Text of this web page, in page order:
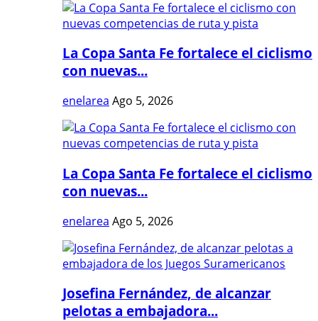
La Copa Santa Fe fortalece el ciclismo
con nuevas...
enelarea Ago 5, 2026
La Copa Santa Fe fortalece el ciclismo
con nuevas...
enelarea Ago 5, 2026
Josefina Fernández, de alcanzar
pelotas a embajadora...